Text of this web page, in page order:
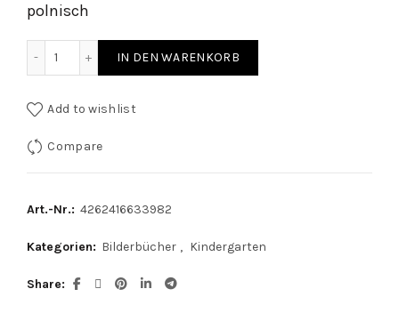
polnisch
IN DEN WARENKORB
Add to wishlist
Compare
Art.-Nr.: 4262416633982
Kategorien: Bilderbücher , Kindergarten
Share